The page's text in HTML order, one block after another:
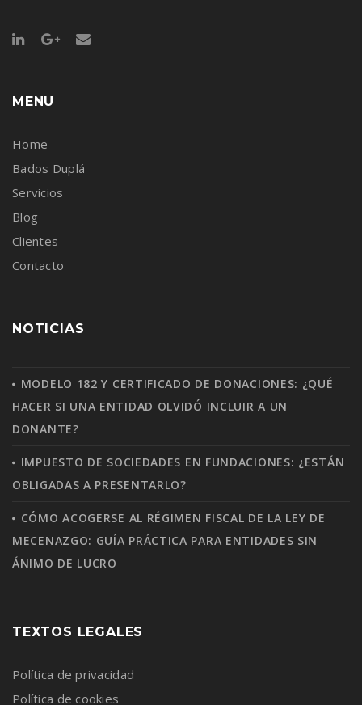
MENU
Home
Bados Duplá
Servicios
Blog
Clientes
Contacto
NOTICIAS
MODELO 182 Y CERTIFICADO DE DONACIONES: ¿QUÉ
HACER SI UNA ENTIDAD OLVIDÓ INCLUIR A UN
DONANTE?
IMPUESTO DE SOCIEDADES EN FUNDACIONES: ¿ESTÁN
OBLIGADAS A PRESENTARLO?
CÓMO ACOGERSE AL RÉGIMEN FISCAL DE LA LEY DE
MECENAZGO: GUÍA PRÁCTICA PARA ENTIDADES SIN
ÁNIMO DE LUCRO
TEXTOS LEGALES
Política de privacidad
Política de cookies